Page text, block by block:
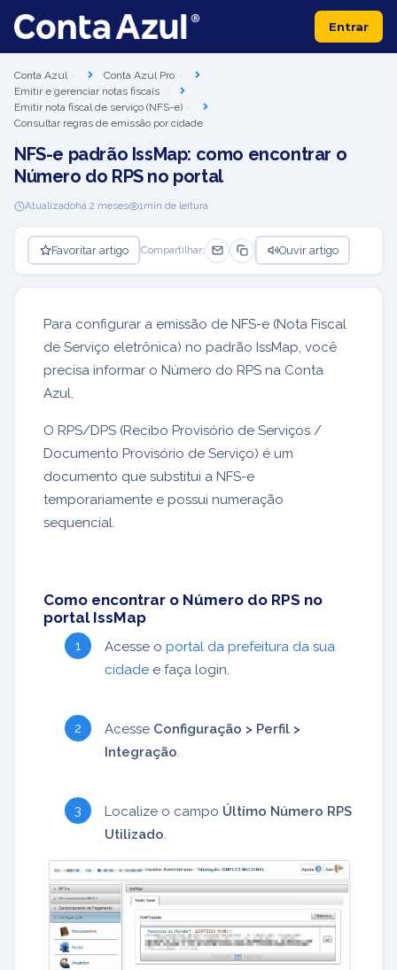
Entrar
Conta Azul
Conta Azul Pro
Emitir e gerenciar notas fiscais
Emitir nota fiscal de serviço (NFS-e)
Consultar regras de emissão por cidade
NFS-e padrão IssMap: como encontrar o
Número do RPS no portal
Atualizadohá 2 meses 1min de leitura
Favoritar artigo Compartilhar: Ouvir artigo
Para configurar a emissão de NFS-e (Nota Fiscal
de Serviço eletrônica) no padrão IssMap, você
precisa informar o Número do RPS na Conta
Azul.
O RPS/DPS (Recibo Provisório de Serviços /
Documento Provisório de Serviço) é um
documento que substitui a NFS-e
temporariamente e possui numeração
sequencial.
Como encontrar o Número do RPS no
portal IssMap
Acesse o portal da prefeitura da sua
cidade e faça login.
Acesse Configuração > Perfil >
Integração.
Localize o campo Último Número RPS
Utilizado.